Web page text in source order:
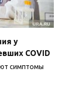
у
COVID
симптомы